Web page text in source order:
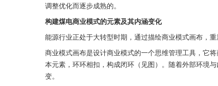
调整优化而逐步成熟的。
构建煤电商业模式的元素及其内涵变化
能源行业正处于大转型时期，通过描绘商业模式画布，
商业模式画布是设计商业模式的一个思维管理工具，它
本元素，环环相扣，构成闭环（见图）。随着外部环境
变。